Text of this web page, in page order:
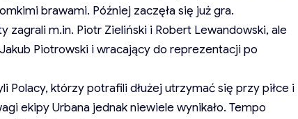
brawami. Później zaczęła się już gra.
zagrali m.in. Piotr Zieliński i Robert Lewandowski, ale
Piotrowski i wracający do reprezentacji po
Polacy, którzy potrafili dłużej utrzymać się przy piłce i
ekipy Urbana jednak niewiele wynikało. Tempo